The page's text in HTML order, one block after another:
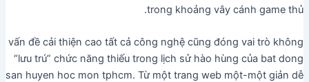
trong khoảng vây cánh game thủ.
vấn đề cải thiện cao tất cả công nghệ cũng đóng vai trò không
“lưu trú” chức năng thiếu trong lịch sử hào hùng của bat dong
san huyen hoc mon tphcm. Từ một trang web một-một giản dễ